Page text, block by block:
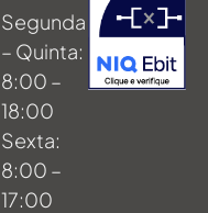
Segunda
– Quinta:
8:00 –
18:00
Sexta:
8:00 –
17:00